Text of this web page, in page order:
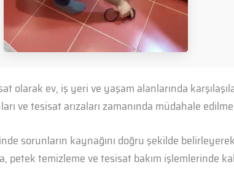
olarak ev, iş yeri ve yaşam alanlarında
ve tesisat arızaları zamanında müdahale
sorunların kaynağını doğru şekilde
petek temizleme ve tesisat bakım işlemlerinde